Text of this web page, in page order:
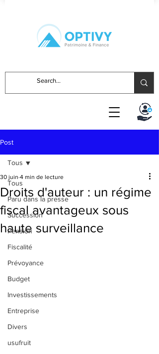
Post
Tous
Paru dans la presse
Succession
Pension
Fiscalité
Prévoyance
Budget
Investissements
Entreprise
Divers
usufruit
Tous
Droits d'auteur : un régime
fiscal avantageux sous
haute surveillance
30 juin 4 min de lecture